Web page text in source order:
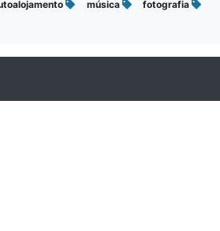
música fotografia